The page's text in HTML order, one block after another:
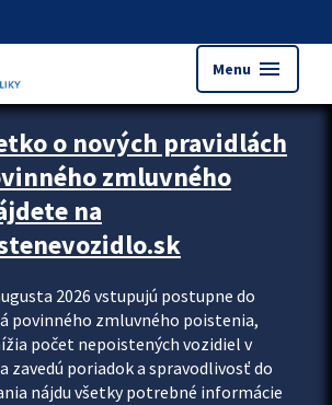
Menu menu
upútavok
o nových pravidlách
zmluvného
na
2026 vstupujú postupne do
povinného zmluvného poistenia,
počet nepoistených vozidiel v
zavedú poriadok a spravodlivosť do
nájdu všetky potrebné informácie